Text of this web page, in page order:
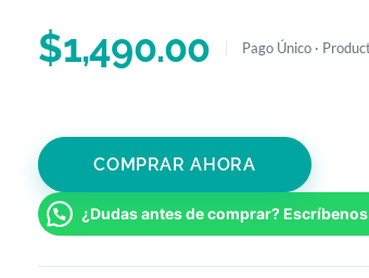
$1,490.00
COMPRAR AHORA
¿Dudas antes de comprar? Escríbenos